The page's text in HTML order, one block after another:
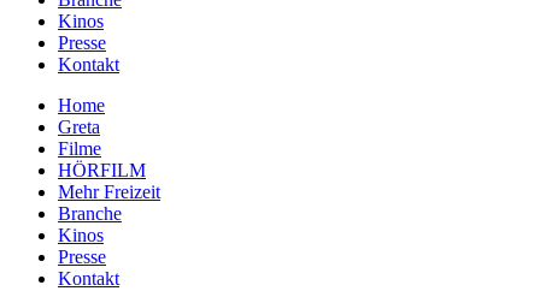
Kinos
Presse
Kontakt
Home
Greta
Filme
HÖRFILM
Mehr Freizeit
Branche
Kinos
Presse
Kontakt